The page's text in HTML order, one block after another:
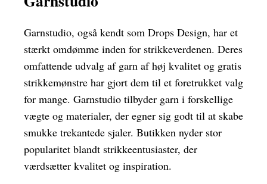
Garnstudio, også kendt som Drops Design, har et
stærkt omdømme inden for strikkeverdenen. Deres
omfattende udvalg af garn af høj kvalitet og gratis
strikkemønstre har gjort dem til et foretrukket valg
for mange. Garnstudio tilbyder garn i forskellige
vægte og materialer, der egner sig godt til at skabe
smukke trekantede sjaler. Butikken nyder stor
popularitet blandt strikkeentusiaster, der
værdsætter kvalitet og inspiration.